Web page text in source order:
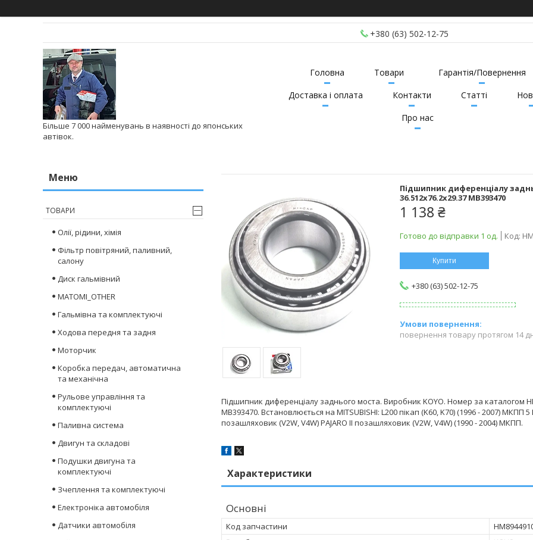
+380 (63) 502-12-75
Більше 7 000 найменувань в наявності до японських
автівок.
Головна Товари
Гарантія/Повернення
Доставка і оплата
Контакти Статті
Про нас
Підшипник диференціалу
36.512х76.2х29.37 MB393470
1 138 ₴
Готово до відправки 1 од. Код:
Купити
+380 (63) 502-12-75
повернення товару протягом 14
Підшипник диференціалу заднього моста. Виробник KOYO. Номер за каталогом
MB393470. Встановлюється на MITSUBISHI: L200 пікап (K60, K70) (1996 - 2007) МКПП 5
позашляховик (V2W, V4W) PAJARO II позашляховик (V2W, V4W) (1990 - 2004) МКПП.
Характеристики
Основні
Код запчастини
ТОВАРИ
Олії, рідини, хімія
Фільтр повітряний, паливний,
салону
Диск гальмівний
MATOMI_OTHER
Гальмівна та комплектуючі
Ходова передня та задня
Моторчик
Коробка передач, автоматична
та механічна
Рульове управління та
комплектуючі
Паливна система
Двигун та складові
Подушки двигуна та
комплектуючі
Зчеплення та комплектуючі
Електроніка автомобіля
Датчики автомобіля